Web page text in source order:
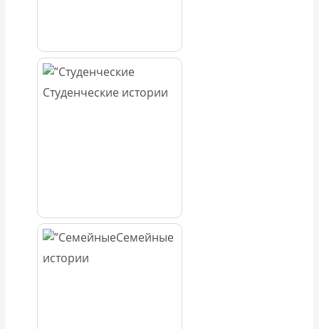
Студенческие истории
Семейные
истории